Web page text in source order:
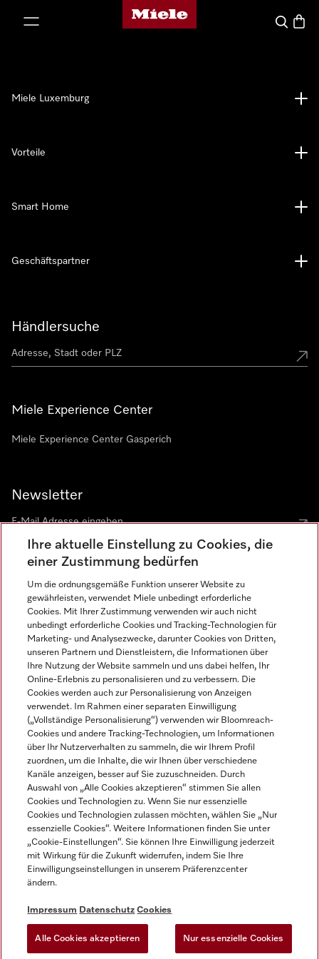
Miele-Homepage
Suche
Händlersuche
Miele Experience Center
Miele Experience Center Gasperich
Newsletter
Sprache
DEUTSCH
Miele Luxemburg
Vorteile
Smart Home
Geschäftspartner
Impressum
AGB
Datenschutz
Nutzungsbedingungen
Gesetzen über digitale Dienste
Cookie-Einstellungen
Miele auf Instagram
Miele auf Youtube
Ihre aktuelle Einstellung zu Cookies, die
einer Zustimmung bedürfen
Um die ordnungsgemäße Funktion unserer Website zu
gewährleisten, verwendet Miele unbedingt erforderliche
Cookies. Mit Ihrer Zustimmung verwenden wir auch nicht
unbedingt erforderliche Cookies und Tracking-Technologien für
Marketing- und Analysezwecke, darunter Cookies von Dritten,
unseren Partnern und Dienstleistern, die Informationen über
Ihre Nutzung der Website sammeln und uns dabei helfen, Ihr
Online-Erlebnis zu personalisieren und zu verbessern. Die
Cookies werden auch zur Personalisierung von Anzeigen
verwendet. Im Rahmen einer separaten Einwilligung
(„Vollständige Personalisierung“) verwenden wir Bloomreach-
Cookies und andere Tracking-Technologien, um Informationen
über Ihr Nutzerverhalten zu sammeln, die wir Ihrem Profil
zuordnen, um die Inhalte, die wir Ihnen über verschiedene
Kanäle anzeigen, besser auf Sie zuzuschneiden. Durch
Auswahl von „Alle Cookies akzeptieren“ stimmen Sie allen
Cookies und Technologien zu. Wenn Sie nur essenzielle
Cookies und Technologien zulassen möchten, wählen Sie „Nur
essenzielle Cookies“. Weitere Informationen finden Sie unter
„Cookie-Einstellungen“. Sie können Ihre Einwilligung jederzeit
mit Wirkung für die Zukunft widerrufen, indem Sie Ihre
Einwilligungseinstellungen in unserem Präferenzcenter
ändern.
Impressum Datenschutz Cookies
Alle Cookies akzeptieren Nur essenzielle Cookies